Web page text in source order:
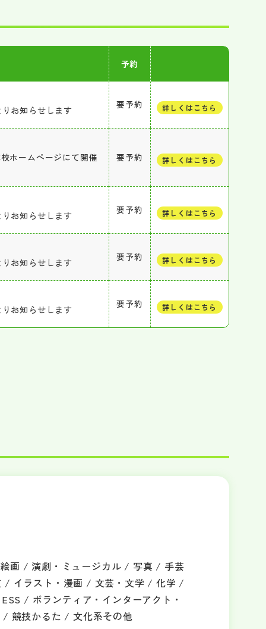
予約
お知らせします 要予約 詳しくはこちら
ホームページにて開催 要予約 詳しくはこちら
お知らせします 要予約 詳しくはこちら
お知らせします 要予約 詳しくはこちら
お知らせします 要予約 詳しくはこちら
画 / 演劇・ミュージカル / 写真 / 手芸
イラスト・漫画 / 文芸・文学 / 化学 /
/ ボランティア・インターアクト・
競技かるた / 文化系その他